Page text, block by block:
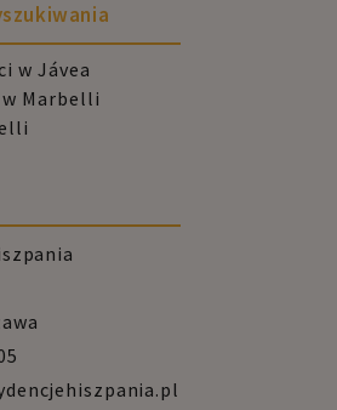
w Jávea
Marbelli